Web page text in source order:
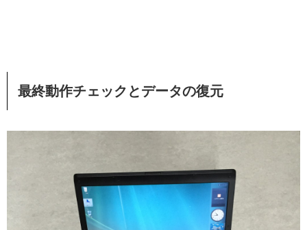
最終動作チェックとデータの復元